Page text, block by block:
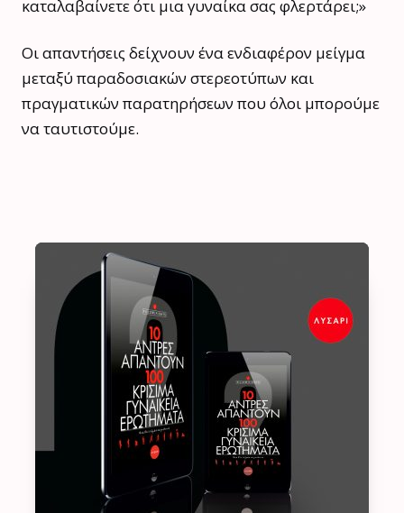
καταλαβαίνετε ότι μια γυναίκα σας φλερτάρει;»
Οι απαντήσεις δείχνουν ένα ενδιαφέρον μείγμα
μεταξύ παραδοσιακών στερεοτύπων και
πραγματικών παρατηρήσεων που όλοι μπορούμε
να ταυτιστούμε.